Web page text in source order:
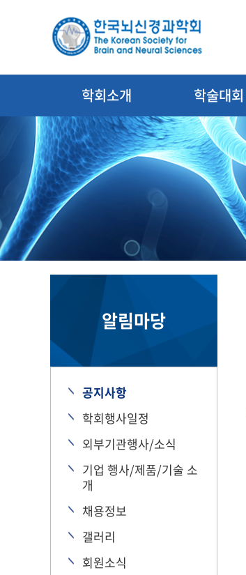
학회소개 학술대회
알림마당
공지사항
학회행사일정
외부기관행사/소식
기업 행사/제품/기술 소
개
채용정보
갤러리
회원소식